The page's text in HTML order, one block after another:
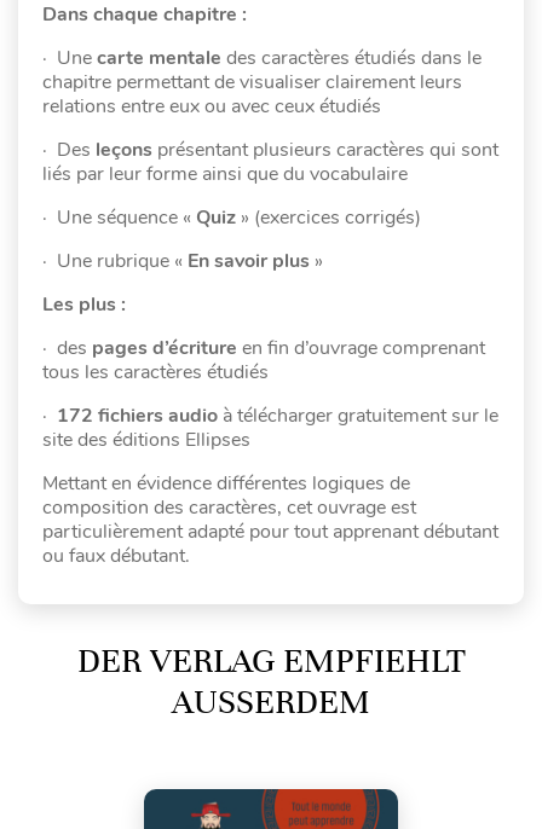
Dans chaque chapitre :
· Unecarte mentale des caractères étudiés dans le
chapitre permettant de visualiser clairement leurs
relations entre eux ou avec ceux étudiés
· Des leçons présentant plusieurs caractères qui sont
liés par leur forme ainsi que du vocabulaire
· Une séquence « Quiz » (exercices corrigés)
· Une rubrique « En savoir plus »
Les plus :
· des pages d’écriture en fin d’ouvrage comprenant
tous les caractères étudiés
· 172 fichiers audio à télécharger gratuitement sur le
site des éditions Ellipses
Mettant en évidence différentes logiques de
composition des caractères, cet ouvrage est
particulièrement adapté pour tout apprenant débutant
ou faux débutant.
DER VERLAG EMPFIEHLT
AUSSERDEM